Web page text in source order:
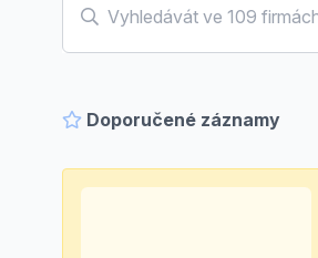
Doporučené záznamy